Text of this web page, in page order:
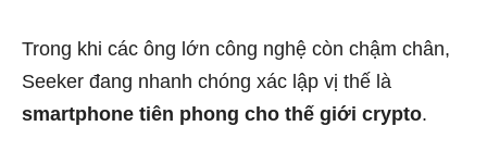
Trong khi các ông lớn công nghệ còn chậm chân,
Seeker đang nhanh chóng xác lập vị thế là
smartphone tiên phong cho thế giới crypto.